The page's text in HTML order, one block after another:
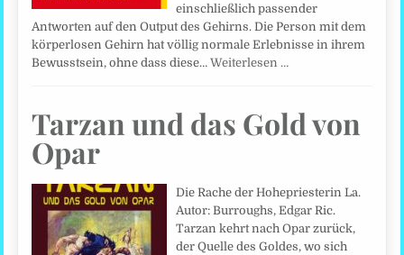
einschließlich passender
Antworten auf den Output des Gehirns. Die Person mit dem
körperlosen Gehirn hat völlig normale Erlebnisse in ihrem
Bewusstsein, ohne dass diese…Weiterlesen …
Tarzan und das Gold von
Opar
Die Rache der Hohepriesterin La.
Autor: Burroughs, Edgar Ric.
Tarzan kehrt nach Opar zurück,
der Quelle des Goldes, wo sich